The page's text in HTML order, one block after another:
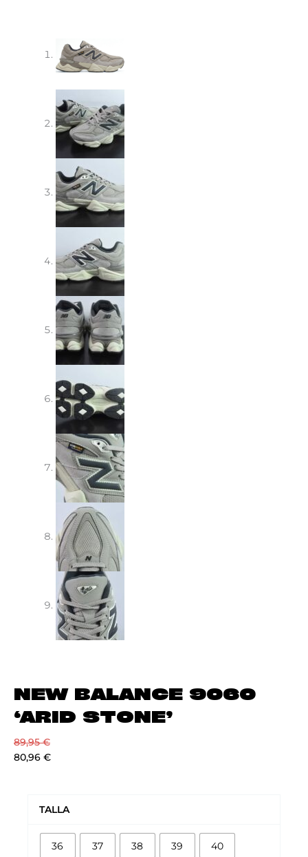
NEW BALANCE 9060
‘ARID STONE’
89,95€
80,96 €
TALLA
36 37 38 39 40
'ARID
STONE'